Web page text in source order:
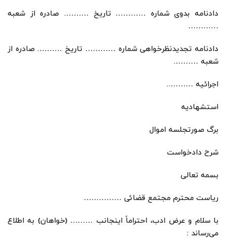
دادنامه بدوی شماره ………… تاریخ ………. صادره از شعبه
…………
دادنامه تجدیدنظرخواهی شماره ………… تاریخ ………. صادره از
شعبه ……….
اجرائیه ………..
استشهادیه
برگ صورتجلسه اموال
شرح دادخواست
بسمه تعالی
ریاست محترم مجتمع قضائی ……………
با سلام و عرض ادب، احتراماً اینجانب ……… (خواهان) به اطلاع
می‌رساند :